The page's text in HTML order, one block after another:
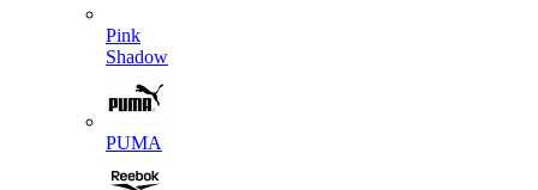
Pink
Shadow
PUMA